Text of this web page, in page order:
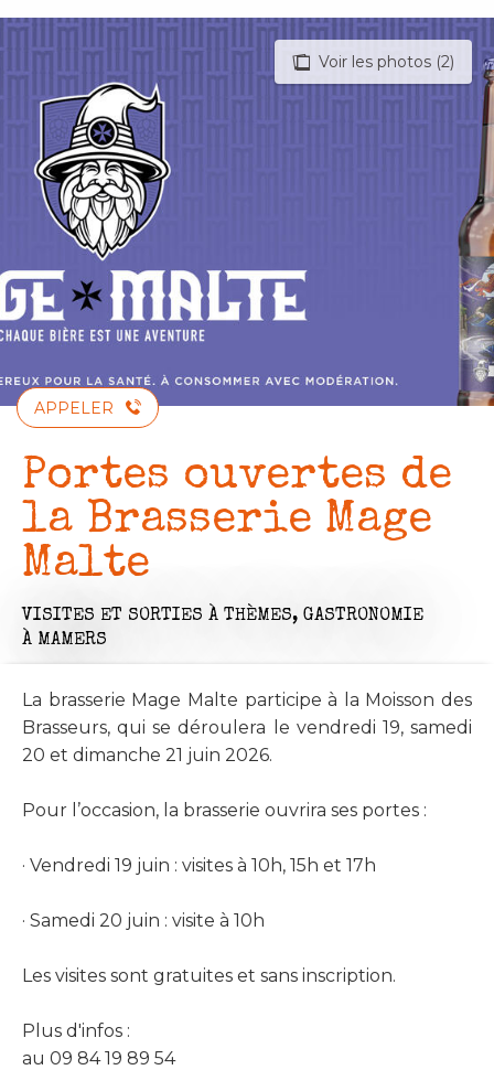
Aller
contenu
principal
Voir les photos (2)
APPELER
Portes ouvertes de
la Brasserie Mage
Malte
VISITES ET SORTIES À THÈMES, GASTRONOMIE
À MAMERS
La brasserie Mage Malte participe à la Moisson des
Brasseurs, qui se déroulera le vendredi 19, samedi
20 et dimanche 21 juin 2026.
Pour l’occasion, la brasserie ouvrira ses portes :
· Vendredi 19 juin : visites à 10h, 15h et 17h
· Samedi 20 juin : visite à 10h
Les visites sont gratuites et sans inscription.
Plus d'infos :
au 09 84 19 89 54